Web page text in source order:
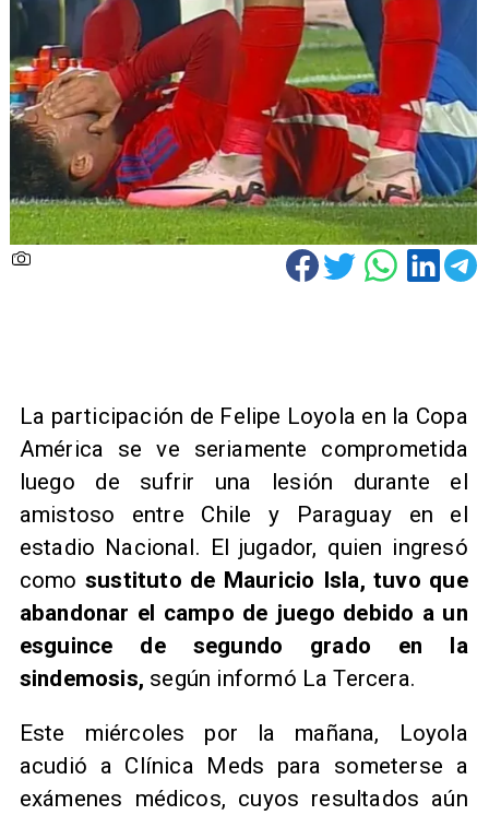
La participación de Felipe Loyola en la Copa
América se ve seriamente comprometida
luego de sufrir una lesión durante el
amistoso entre Chile y Paraguay en el
estadio Nacional. El jugador, quien ingresó
comosustituto de Mauricio Isla, tuvo que
abandonar el campo de juego debido a un
esguince de segundo grado en la
sindemosis, según informó La Tercera.
Este miércoles por la mañana, Loyola
acudió a Clínica Meds para someterse a
exámenes médicos, cuyos resultados aún